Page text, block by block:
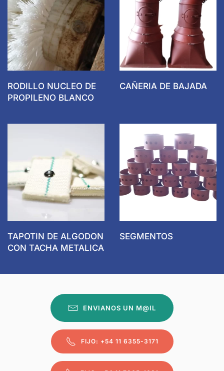
RODILLO NUCLEO DE
PROPILENO BLANCO
CAÑERIA DE BAJADA
TAPOTIN DE ALGODON
CON TACHA METALICA
SEGMENTOS
ENVIANOS UN M@IL
FIJO: +54 11 6355-3171